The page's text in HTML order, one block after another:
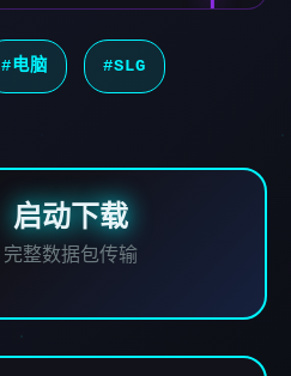
#电脑 #SLG
启动下载
完整数据包传输